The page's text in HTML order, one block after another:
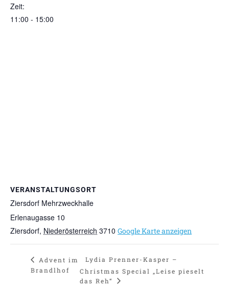
Zeit:
11:00 - 15:00
VERANSTALTUNGSORT
Ziersdorf Mehrzweckhalle
Erlenaugasse 10
Ziersdorf, Niederösterreich 3710 Google Karte anzeigen
Advent im
Brandlhof
Lydia Prenner-Kasper –
Christmas Special „Leise pieselt
das Reh“